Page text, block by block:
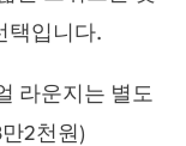
택입니다.
라운지는 별도
2천원)